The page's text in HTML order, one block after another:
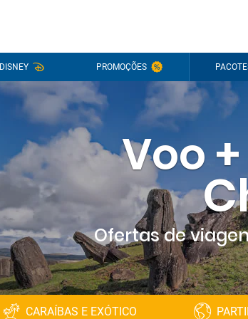
DISNEY PROMOÇÕES
Voo
Ofertas de
CARAÍBAS E EXÓTICO